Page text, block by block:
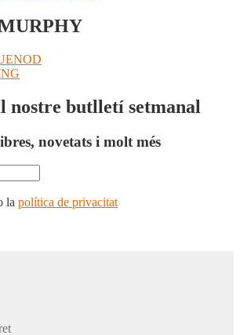
nostre butlletí setmanal
novetats i molt més
la política de privacitat